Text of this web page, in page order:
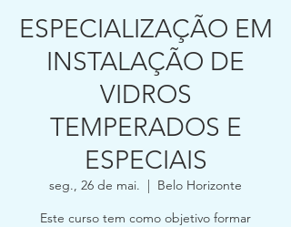
ESPECIALIZAÇÃO EM
INSTALAÇÃO DE
VIDROS
TEMPERADOS E
ESPECIAIS
seg., 26 de mai.
  |
Belo Horizonte
Este curso tem como objetivo formar